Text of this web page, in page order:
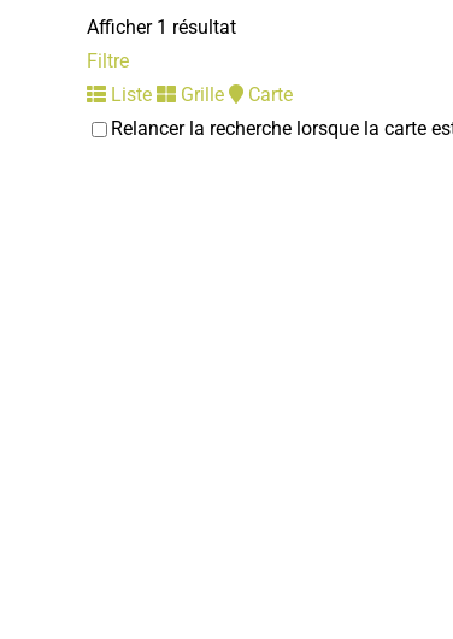
Afficher 1 résultat
Filtre
Liste
Grille
Carte
Relancer la recherche lorsque la carte